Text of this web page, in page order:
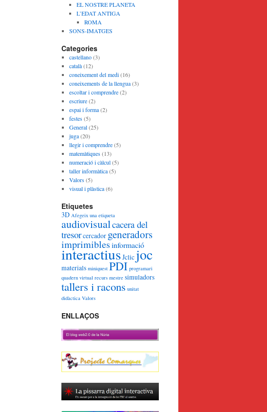
EL NOSTRE PLANETA
L’EDAT ANTIGA
ROMA
SONS-IMATGES
Categories
castellano(3)
català(12)
coneixement del medi(16)
coneixements de la llengua(3)
escoltar i comprendre(2)
escriure(2)
espai i forma(2)
festes(5)
General(25)
juga(20)
llegir i comprendre(5)
matemàtiques(13)
numeració i càlcul(5)
taller informàtica(5)
Valors(5)
visual i plàstica(6)
Etiquetes
3D Afegeix una etiqueta
audiovisualcacera del
tresorcercador generadors
imprimiblesinformació
interactiusJclic joc
materials miniquest PDI programari
quadern virtual recurs mestre simuladors
tallers i racons unitat
didàctica Valors
ENLLAÇOS